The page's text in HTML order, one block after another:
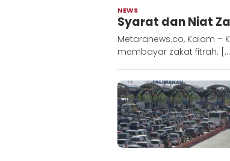
NEWS
Metara
Syarat dan Niat
Metaranews.co, Kalam –
membayar zakat fitrah.